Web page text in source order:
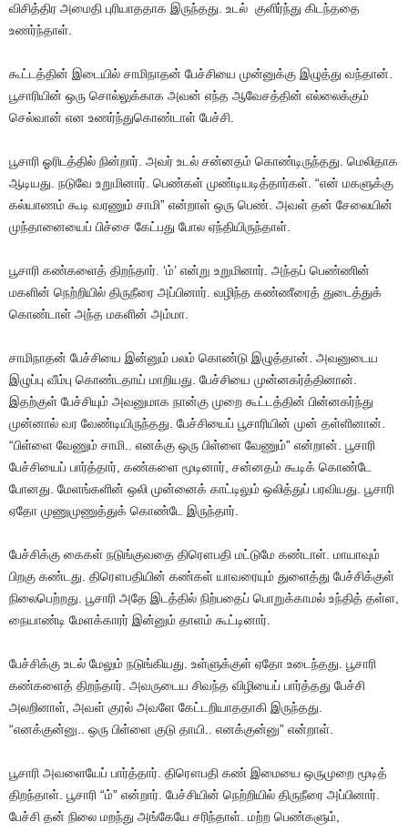
விசித்திர அமைதி புரியாததாக இருந்தது. உடல் குளிர்ந்து கிடந்ததை
உணர்ந்தாள்.
கூட்டத்தின் இடையில் சாமிநாதன் பேச்சியை முன்னுக்கு இழுத்து வந்தான்.
பூசாரியின் ஒரு சொல்லுக்காக அவன் எந்த ஆவேசத்தின் எல்லைக்கும்
செல்வான் என உணர்ந்துகொண்டாள் பேச்சி.
பூசாரி ஓரிடத்தில் நின்றார். அவர் உடல் சன்னதம் கொண்டிருந்தது. மெலிதாக
ஆடியது. நடுவே உறுமினார். பெண்கள் முண்டியடித்தார்கள். “என் மகளுக்கு
கல்யாணம் கூடி வரணும் சாமி” என்றாள் ஒரு பெண். அவள் தன் சேலையின்
முந்தானையைப் பிச்சை கேட்பது போல ஏந்தியிருந்தாள்.
பூசாரி கண்களைத் திறந்தார். ‘ம்’ என்று உறுமினார். அந்தப் பெண்ணின்
மகளின் நெற்றியில் திருநீரை அப்பினார். வழிந்த கண்ணீரைத் துடைத்துக்
கொண்டாள் அந்த மகளின் அம்மா.
சாமிநாதன் பேச்சியை இன்னும் பலம் கொண்டு இழுத்தான். அவனுடைய
இழுப்பு வீம்பு கொண்டதாய் மாறியது. பேச்சியை முன்னகர்த்தினான்.
இதற்குள் பேச்சியும் அவனுமாக நான்கு முறை கூட்டத்தின் பின்னகர்ந்து
முன்னால் வர வேண்டியிருந்தது. பேச்சியைப் பூசாரியின் முன் தள்ளினான்.
“பிள்ளை வேணும் சாமி.. எனக்கு ஒரு பிள்ளை வேணும்” என்றான். பூசாரி
பேச்சியைப் பார்த்தார், கண்களை மூடினார், சன்னதம் கூடிக் கொண்டே
போனது. மேளங்களின் ஒலி முன்னைக் காட்டிலும் ஒலித்துப் பரவியது. பூசாரி
ஏதோ முணுமுணுத்துக் கொண்டே இருந்தார்.
பேச்சிக்கு கைகள் நடுங்குவதை திரௌபதி மட்டுமே கண்டாள். மாயாவும்
பிறகு கண்டது. திரௌபதியின் கண்கள் யாவரையும் துளைத்து பேச்சிக்குள்
நிலைபெற்றது. பூசாரி அதே இடத்தில் நிற்பதைப் பொறுக்காமல் உந்தித் தள்ள,
நையாண்டி மேளக்காரர் இன்னும் தாளம் கூட்டினார்.
பேச்சிக்கு உடல் மேலும் நடுங்கியது. உள்ளுக்குள் ஏதோ உடைந்தது. பூசாரி
கண்களைத் திறந்தார். அவருடைய சிவந்த விழியைப் பார்த்தது பேச்சி
அலறினாள், அவள் குரல் அவளே கேட்டறியாததாகி இருந்தது.
“எனக்குன்னு.. ஒரு பிள்ளை குடு தாயி.. எனக்குன்னு” என்றாள்.
பூசாரி அவளையேப் பார்த்தார். திரௌபதி கண் இமையை ஒருமுறை மூடித்
திறந்தாள். பூசாரி “ம்” என்றார். பேச்சியின் நெற்றியில் திருநீரை அப்பினார்.
பேச்சி தன் நிலை மறந்து அங்கேயே சரிந்தாள். மற்ற பெண்களும்,